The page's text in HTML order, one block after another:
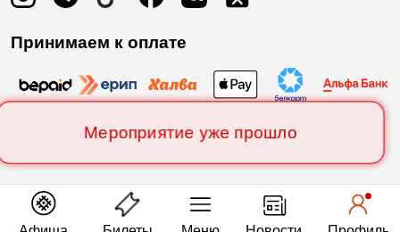
Мероприятие уже прошло
Принимаем к оплате